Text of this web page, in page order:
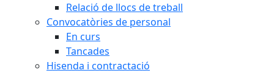
Relació de llocs de treball
Convocatòries de personal
En curs
Tancades
Hisenda i contractació